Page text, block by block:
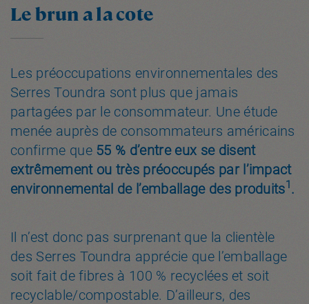
Le brun a la cote
Les préoccupations environnementales des
Serres Toundra sont plus que jamais
partagées par le consommateur. Une étude
menée auprès de consommateurs américains
confirme que 55 % d’entre eux se disent
extrêmement ou très préoccupés par l’impact
environnemental de l’emballage des produits1 .
Il n’est donc pas surprenant que la clientèle
des Serres Toundra apprécie que l’emballage
soit fait de fibres à 100 % recyclées et soit
recyclable/compostable. D’ailleurs, des